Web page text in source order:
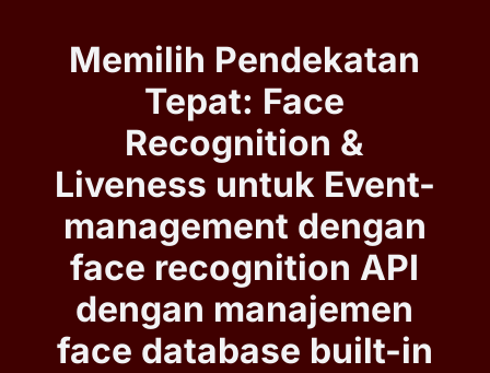
Memilih Pendekatan
Tepat: Face
Recognition &
Liveness untuk Event-
management dengan
face recognition API
dengan manajemen
face database built-in